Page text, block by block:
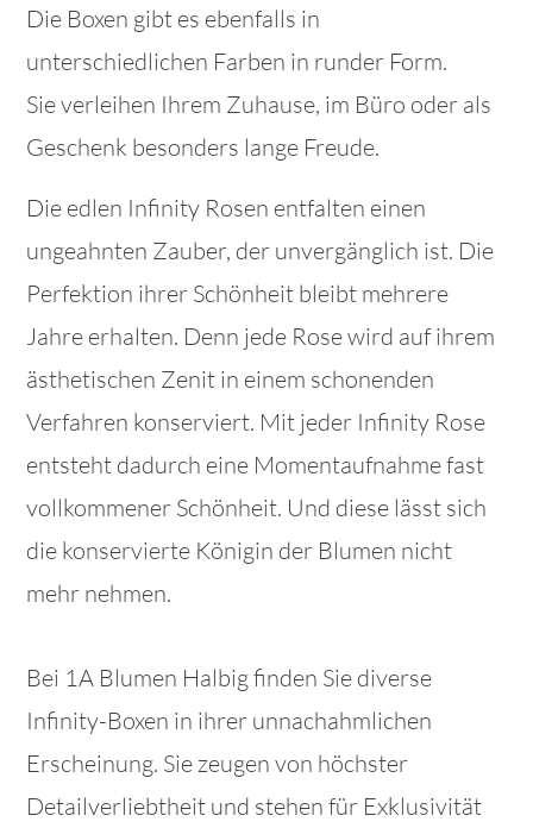
Die Boxen gibt es ebenfalls in
unterschiedlichen Farben in runder Form.
Sie verleihen Ihrem Zuhause, im Büro oder als
Geschenk besonders lange Freude.
Die edlen Infinity Rosen entfalten einen
ungeahnten Zauber, der unvergänglich ist. Die
Perfektion ihrer Schönheit bleibt mehrere
Jahre erhalten. Denn jede Rose wird auf ihrem
ästhetischen Zenit in einem schonenden
Verfahren konserviert. Mit jeder Infinity Rose
entsteht dadurch eine Momentaufnahme fast
vollkommener Schönheit. Und diese lässt sich
die konservierte Königin der Blumen nicht
mehr nehmen.
Bei 1A Blumen Halbig finden Sie diverse
Infinity-Boxen in ihrer unnachahmlichen
Erscheinung. Sie zeugen von höchster
Detailverliebtheit und stehen für Exklusivität